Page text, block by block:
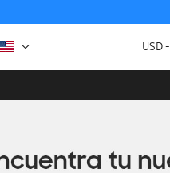
USD -